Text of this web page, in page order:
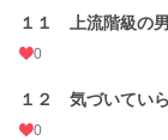
１１ 上流階級の
0
１２ 気づいてい
0